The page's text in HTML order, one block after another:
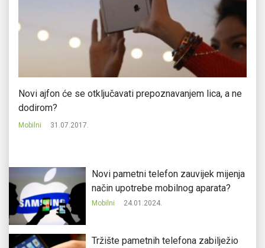
Novi ajfon će se otključavati prepoznavanjem lica, a ne
dodirom?
Mobilni 31.07.2017.
Novi pametni telefon zauvijek mijenja
način upotrebe mobilnog aparata?
Mobilni 24.01.2024.
Tržište pametnih telefona zabilježio